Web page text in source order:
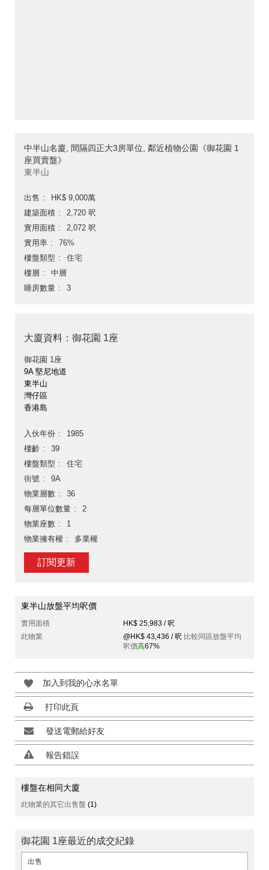
中半山名廈, 間隔四正大3房單位, 鄰近植物公園《御花園 1
座買賣盤》
東半山
出售
HK$ 9,000萬
建築面積
2,720 呎
實用面積
2,072 呎
實用率
76%
樓盤類型
住宅
樓層
中層
睡房數量
3
大廈資料：御花園 1座
御花園 1座
9A 堅尼地道
東半山
灣仔區
香港島
入伙年份
1985
樓齡
39
樓盤類型
住宅
街號
9A
物業層數
36
每層單位數量
2
物業座數
1
物業擁有權
多業權
訂閱更新
東半山放盤平均呎價
實用面積
HK$ 25,983 / 呎
此物業
@HK$ 43,436 / 呎 比較同區放盤平均
呎價高67%
加入到我的心水名單
打印此頁
發送電郵給好友
報告錯誤
樓盤在相同大廈
此物業的其它出售盤 (1)
御花園 1座最近的成交紀錄
出售